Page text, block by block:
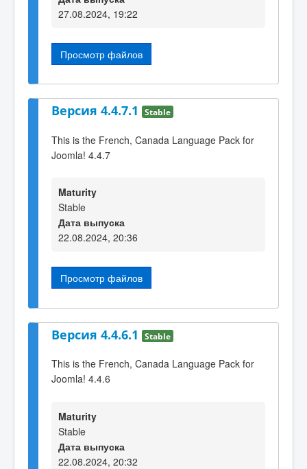
27.08.2024, 19:22
Просмотр файлов
Версия 4.4.7.1 Stable
This is the French, Canada Language Pack for
Joomla! 4.4.7
Maturity
Stable
Дата выпуска
22.08.2024, 20:36
Просмотр файлов
Версия 4.4.6.1 Stable
This is the French, Canada Language Pack for
Joomla! 4.4.6
Maturity
Stable
Дата выпуска
22.08.2024, 20:32